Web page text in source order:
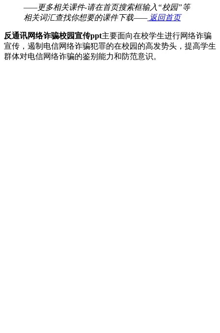
——更多相关课件-请在首页搜索框输入“校园”等
相关词汇查找你想要的课件下载——返回首页
反通讯网络诈骗校园宣传ppt主要面向在校学生进行网络诈骗
宣传，遏制电信网络诈骗犯罪的在校园的高发势头，提高学生
群体对电信网络诈骗的鉴别能力和防范意识。